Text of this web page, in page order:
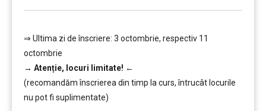
⇒ Ultima zi de înscriere: 3 octombrie, respectiv 11
octombrie
→ Atenție, locuri limitate! ←
(recomandăm înscrierea din timp la curs, întrucât locurile
nu pot fi suplimentate)